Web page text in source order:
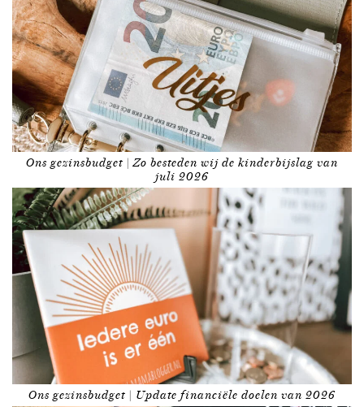
Ons gezinsbudget | Zo besteden wij de kinderbijslag van
juli 2026
Ons gezinsbudget | Update financiële doelen van 2026